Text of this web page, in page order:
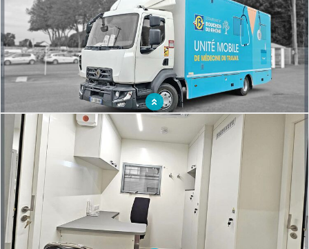
Cabinet médical mobile présent dans les Bouches-du-Rhône